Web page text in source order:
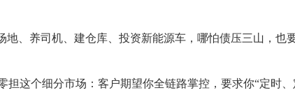
、养司机、建仓库、投资新能源车，哪怕债压三山，也
这个细分市场：客户期望你全链路掌控，要求你“定时、